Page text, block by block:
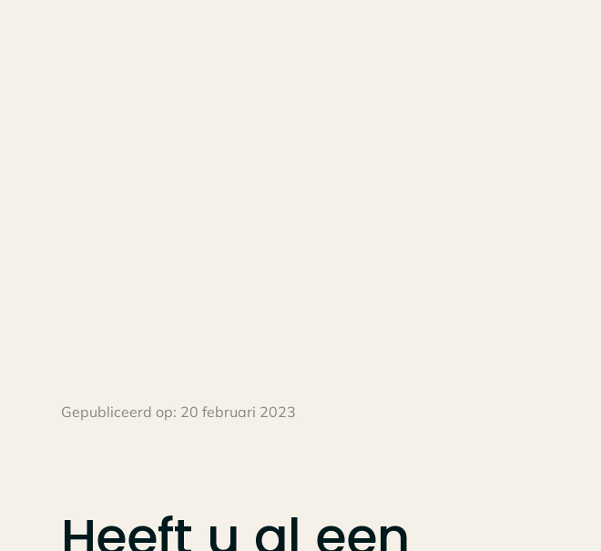
Gepubliceerd op: 20 februari 2023